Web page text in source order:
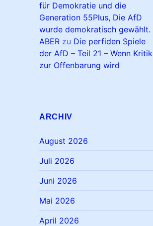
für Demokratie und die
Generation 55Plus, Die AfD
wurde demokratisch gewählt.
ABER zu Die perfiden Spiele
der AfD – Teil 21 – Wenn Kritik
zur Offenbarung wird
ARCHIV
August 2026
Juli 2026
Juni 2026
Mai 2026
April 2026